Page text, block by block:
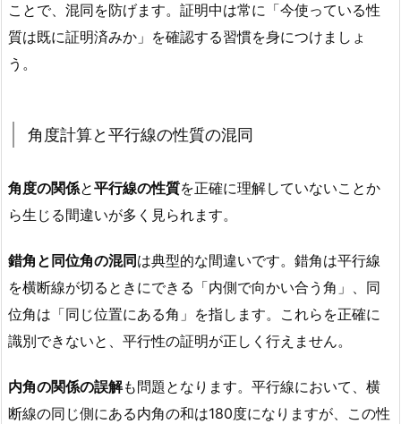
ことで、混同を防げます。証明中は常に「今使っている性
質は既に証明済みか」を確認する習慣を身につけましょ
う。
角度計算と平行線の性質の混同
角度の関係と平行線の性質を正確に理解していないことか
ら生じる間違いが多く見られます。
錯角と同位角の混同は典型的な間違いです。錯角は平行線
を横断線が切るときにできる「内側で向かい合う角」、同
位角は「同じ位置にある角」を指します。これらを正確に
識別できないと、平行性の証明が正しく行えません。
内角の関係の誤解も問題となります。平行線において、横
断線の同じ側にある内角の和は180度になりますが、この性